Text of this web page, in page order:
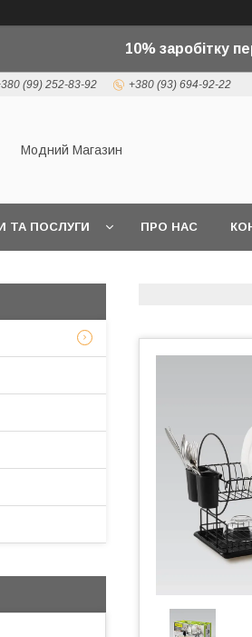
10% заробітку
(99) 252-83-92 +380 (93) 694-92-22
Модний Магазин
ТА ПОСЛУГИ ПРО НАС